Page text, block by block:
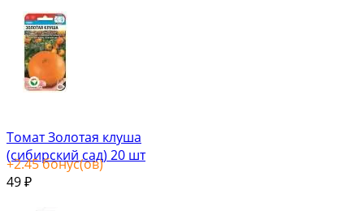
Томат Золотая клуша
(сибирский сад) 20 шт
+2.45бонус(ов)
49 ₽